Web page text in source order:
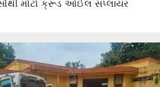
મોટો ક્રૂડ ઓઈલ સપ્લાયર